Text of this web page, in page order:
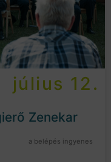
július 12.
Zenekar
a belépés ingyenes